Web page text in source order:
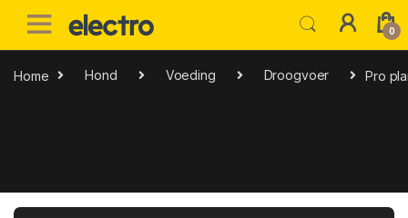
0
Home Hond Voeding Droogvoer Pro